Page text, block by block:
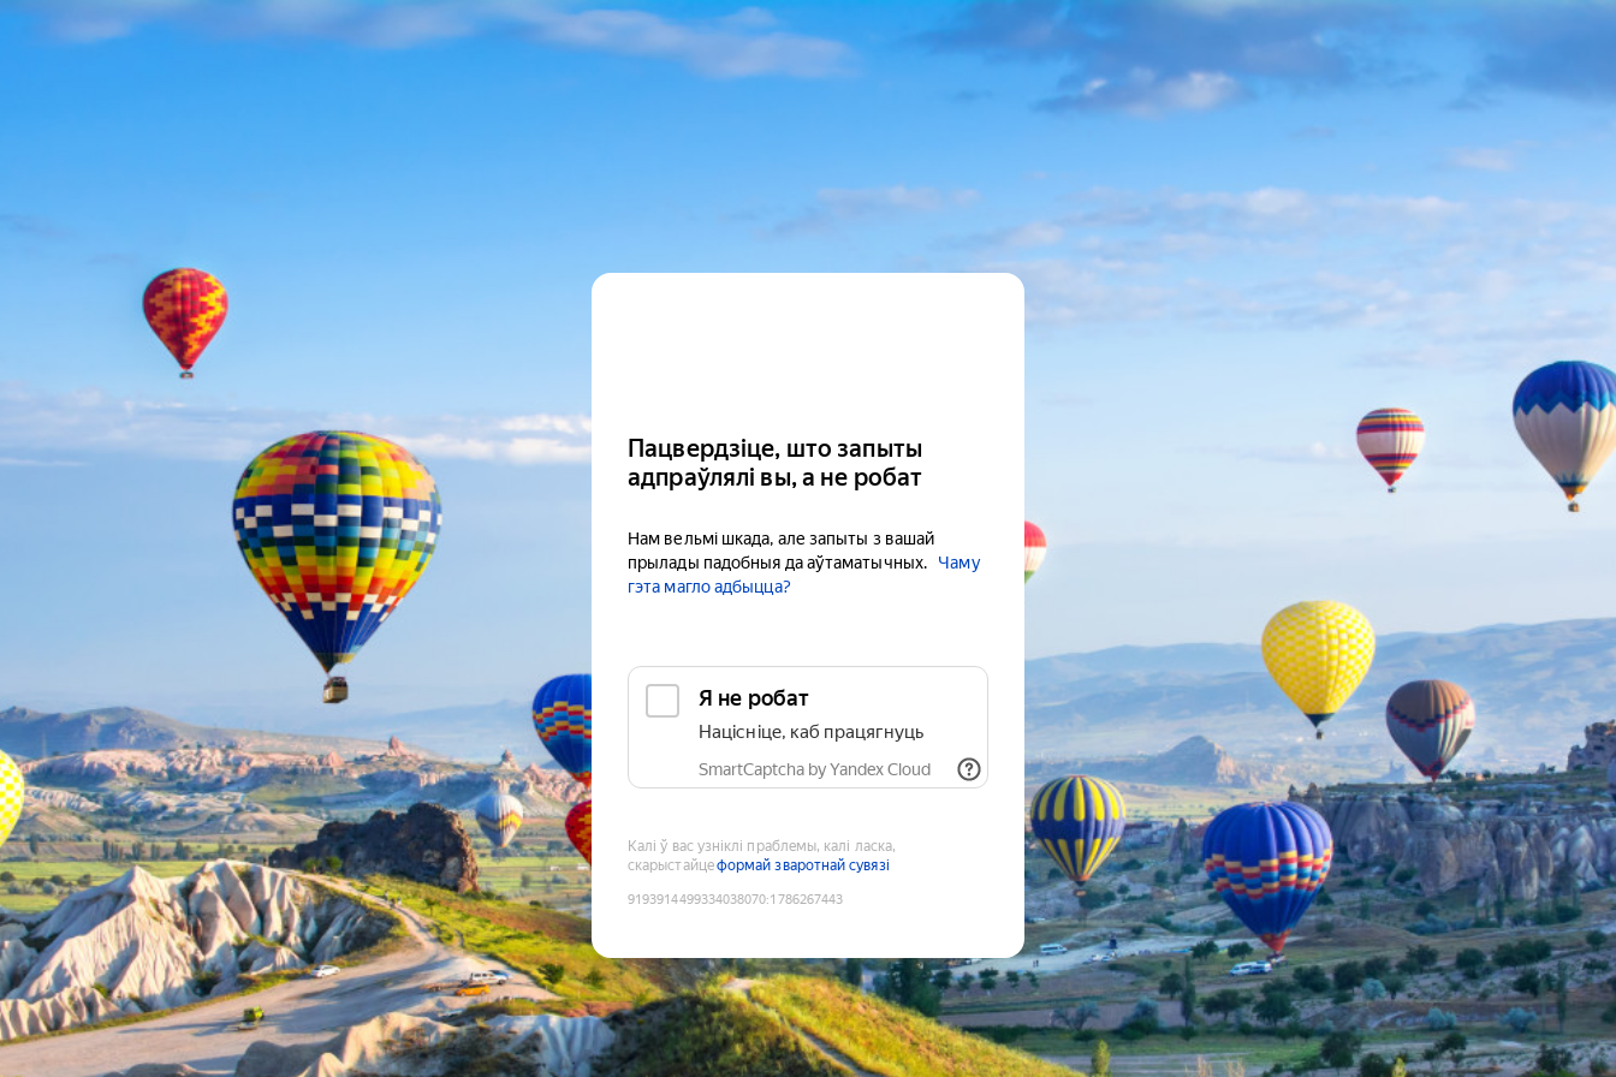
Пацвердзіце, што запыты
адпраўлялі вы, а не робат
Нам вельмі шкада, але запыты з вашай
прылады падобныя да аўтаматычных.
Чаму
гэта магло адбыцца?
Я не робат
Націсніце, каб працягнуць
SmartCaptcha by Yandex Cloud
Калі ў вас узніклі праблемы, калі ласка,
скарыстайцеформай зваротнай сувязі
9193914499334038070:1786267443